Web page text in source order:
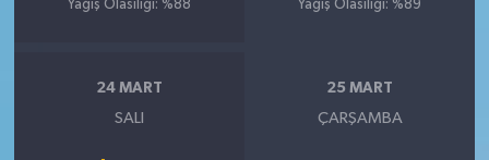
Yağış Olasılığı: %88
Yağış Olasılığı: %89
24 MART
SALI
25 MART
ÇARŞAMBA